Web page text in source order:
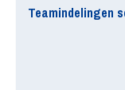
Teamindelingen